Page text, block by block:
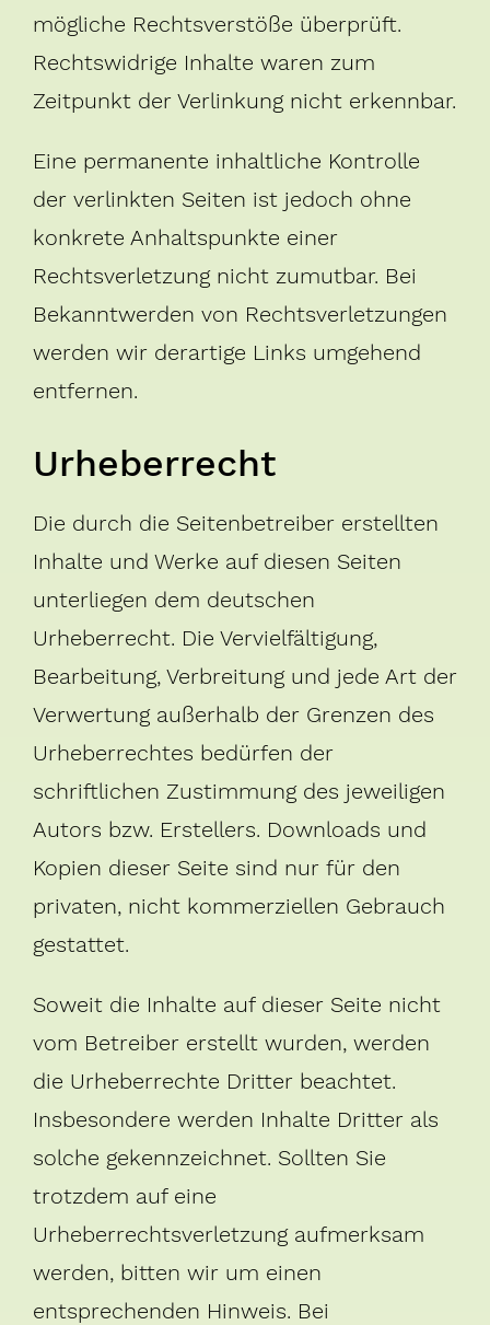
mögliche Rechtsverstöße überprüft.
Rechtswidrige Inhalte waren zum
Zeitpunkt der Verlinkung nicht erkennbar.
Eine permanente inhaltliche Kontrolle
der verlinkten Seiten ist jedoch ohne
konkrete Anhaltspunkte einer
Rechtsverletzung nicht zumutbar. Bei
Bekanntwerden von Rechtsverletzungen
werden wir derartige Links umgehend
entfernen.
Urheberrecht
Die durch die Seitenbetreiber erstellten
Inhalte und Werke auf diesen Seiten
unterliegen dem deutschen
Urheberrecht. Die Vervielfältigung,
Bearbeitung, Verbreitung und jede Art der
Verwertung außerhalb der Grenzen des
Urheberrechtes bedürfen der
schriftlichen Zustimmung des jeweiligen
Autors bzw. Erstellers. Downloads und
Kopien dieser Seite sind nur für den
privaten, nicht kommerziellen Gebrauch
gestattet.
Soweit die Inhalte auf dieser Seite nicht
vom Betreiber erstellt wurden, werden
die Urheberrechte Dritter beachtet.
Insbesondere werden Inhalte Dritter als
solche gekennzeichnet. Sollten Sie
trotzdem auf eine
Urheberrechtsverletzung aufmerksam
werden, bitten wir um einen
entsprechenden Hinweis. Bei